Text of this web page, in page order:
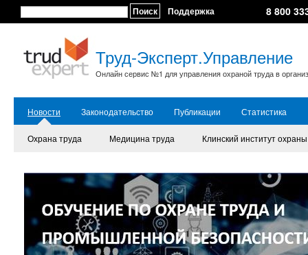
Поиск Поддержка 8 800
Труд-Эксперт.Управление
Онлайн сервис №1 для управления охраной труда в
Новости Законодательство Публикации Статистика
Охрана труда Медицина труда Клинский институт